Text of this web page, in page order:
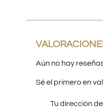
Aún no hay
Sé el primero en
Tu dirección